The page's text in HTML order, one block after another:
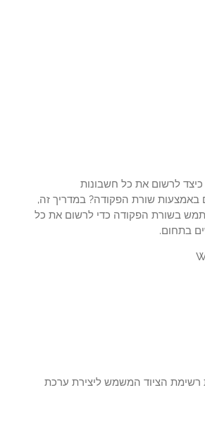
את כל חשבונות
שורת הפקודה? במדריך זה,
הפקודה כדי לרשום את כל
המשמש ליצירת ערכת